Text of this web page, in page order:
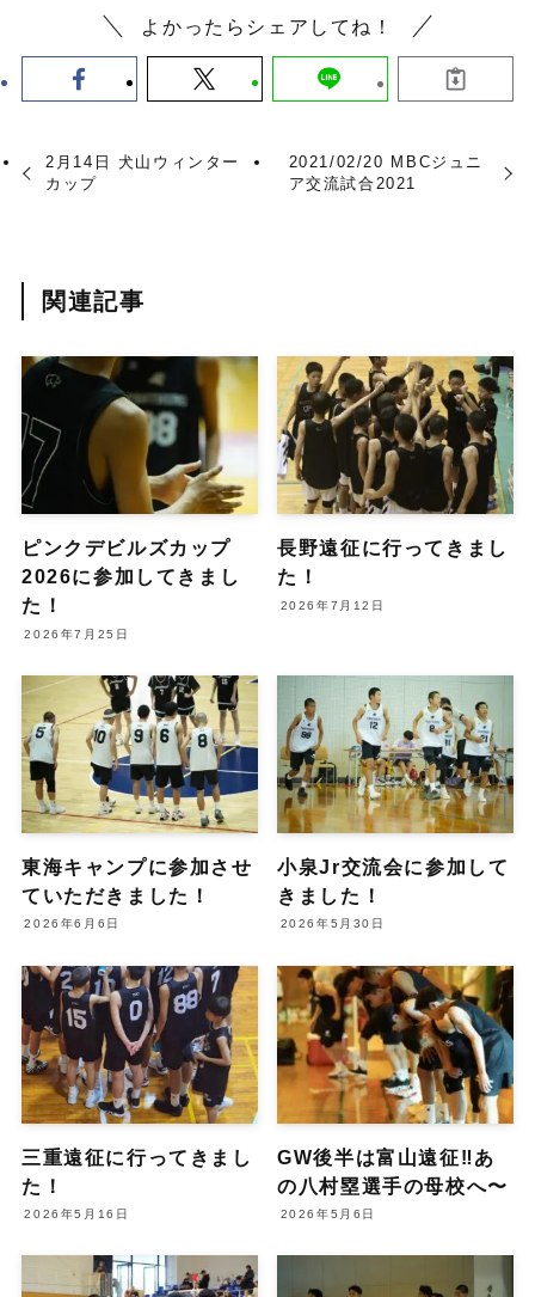
よかったらシェアしてね！
2月14日 犬山ウィンター
カップ
2021/02/20 MBCジュニ
ア交流試合2021
関連記事
ピンクデビルズカップ
2026に参加してきまし
た！
2026年7月25日
長野遠征に行ってきまし
た！
2026年7月12日
東海キャンプに参加させ
ていただきました！
2026年6月6日
小泉Jr交流会に参加して
きました！
2026年5月30日
三重遠征に行ってきまし
た！
2026年5月16日
GW後半は富山遠征‼️あ
の八村塁選手の母校へ〜
2026年5月6日